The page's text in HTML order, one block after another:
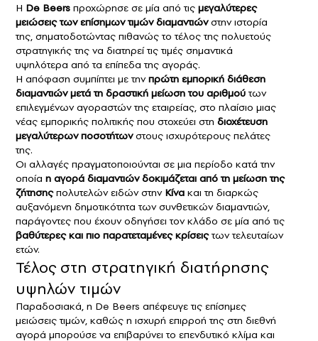
Η De Beers προχώρησε σε μία από τις μεγαλύτερες
μειώσεις των επίσημων τιμώνδιαμαντιώνστην ιστορία
της, σηματοδοτώντας πιθανώς το τέλος της πολυετούς
στρατηγικής της να διατηρεί τις τιμές σημαντικά
υψηλότερα από τα επίπεδα της αγοράς.
Η απόφαση συμπίπτει με τηνπρώτη εμπορική διάθεση
διαμαντιών μετά τη δραστική μείωση του αριθμούτων
επιλεγμένων αγοραστών της εταιρείας, στο πλαίσιο μιας
νέας εμπορικής πολιτικής που στοχεύει στη διοχέτευση
μεγαλύτερων ποσοτήτωνστους ισχυρότερους πελάτες
της.
Οι αλλαγές πραγματοποιούνται σε μια περίοδο κατά την
οποία η αγορά διαμαντιών δοκιμάζεται από τη μείωση της
ζήτησηςπολυτελών ειδών στην Κίνα και τη διαρκώς
αυξανόμενη δημοτικότητα των συνθετικών διαμαντιών,
παράγοντες που έχουν οδηγήσει τον κλάδο σε μία από τις
βαθύτερες και πιο παρατεταμένες κρίσειςτων τελευταίων
ετών.
Τέλος στη στρατηγική διατήρησης
υψηλών τιμών
Παραδοσιακά, η De Beers απέφευγε τις επίσημες
μειώσεις τιμών, καθώς η ισχυρή επιρροή της στη διεθνή
αγορά μπορούσε να επιβαρύνει το επενδυτικό κλίμα και